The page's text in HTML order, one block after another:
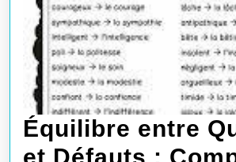
Équilibre entre
et Défauts :